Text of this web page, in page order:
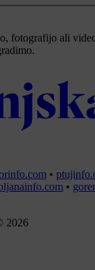
fotografijo ali
•
•
2026